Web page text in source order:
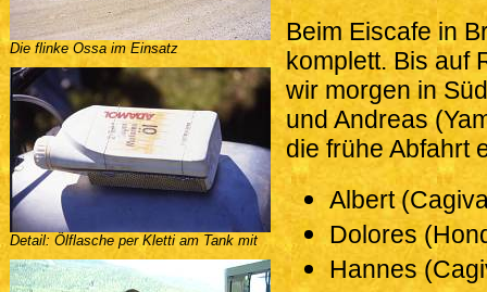
Die flinke Ossa im Einsatz
Detail: Ölflasche per Kletti am Tank mit
Beim Eiscafe in
komplett. Bis auf
wir morgen in
und Andreas
die frühe Abfahrt
Albert
Dolores
Hannes